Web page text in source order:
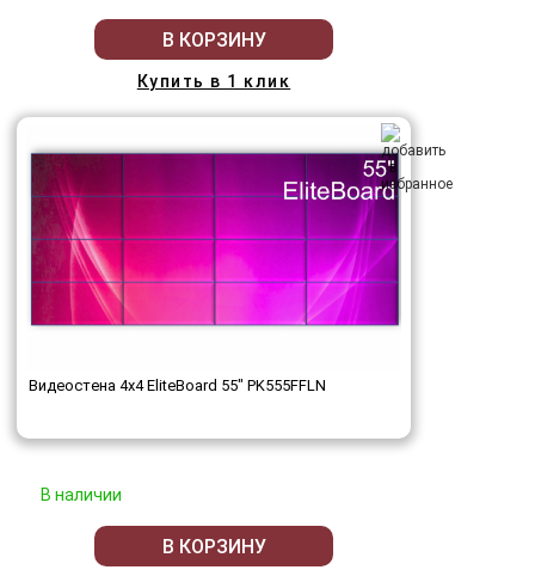
В КОРЗИНУ
Купить в 1 клик
Видеостена 4x4 EliteBoard 55" PK555FFLN
В наличии
В КОРЗИНУ